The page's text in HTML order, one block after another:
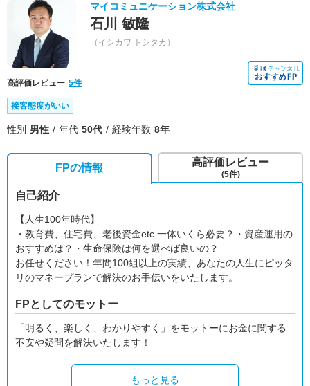
マイコミュニケーション株式会社
石川 敏隆
（イシカワ トシタカ）
高評価レビュー 5件
接客態度がいい
性別 男性 年代 50代 経験年数 8年
FPの情報
自己紹介
【人生100年時代】
・教育費、住宅費、老後資金etc.一体いくら必要？・資産運用の
おすすめは？・生命保険は何を選べば良いの？
お任せください！年間100組以上の実績、あなたの人生にピッタ
リのマネープランで解決のお手伝いをいたします。
FPとしてのモットー
「明るく、楽しく、わかりやすく」をモットーにお金に関する
不安や疑問を解決いたします！
もっと見る
高評価レビュー
(5件)